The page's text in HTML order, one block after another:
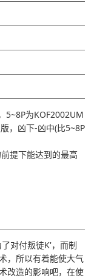
5~8P为KOF2002UM
，凶下-凶中(比5~8P
提下能达到的最高
对付叛徒K'，而制
，所以有着能使大气
改造的影响吧，在使